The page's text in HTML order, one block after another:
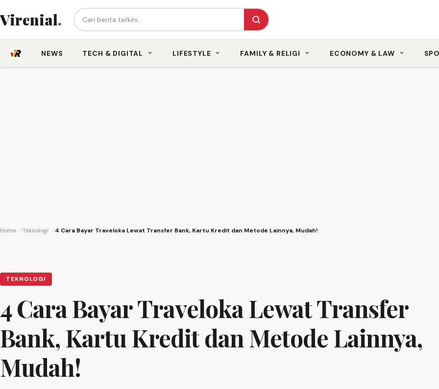
Virenial. Cari berita...
NEWS TECH & DIGITAL LIFESTYLE FAMILY & RELIGI ECONOMY & LAW
Home Teknologi 4 Cara Bayar Traveloka Lewat Transfer Bank, Kartu Kredit dan Metode Lainnya, Mudah!
TEKNOLOGI
4 Cara Bayar Traveloka Lewat Transfer
Bank, Kartu Kredit dan Metode Lainnya,
Mudah!